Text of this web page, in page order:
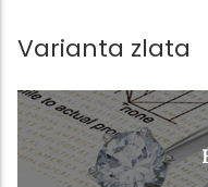
Varianta zlata